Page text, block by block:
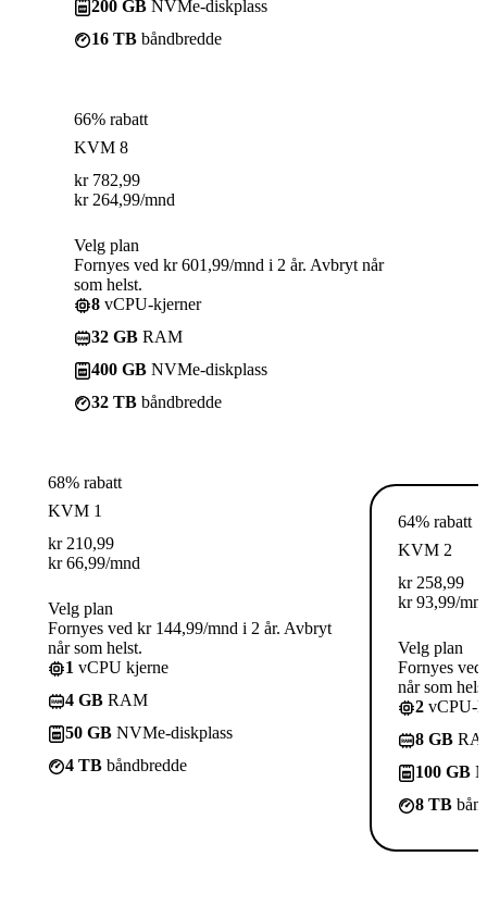
200 GB NVMe-diskplass
16 TB båndbredde
66% rabatt
KVM 8
kr 782,99
kr 264,99/mnd
Velg plan
Fornyes ved kr 601,99/mnd i 2 år. Avbryt når
som helst.
8 vCPU-kjerner
32 GB RAM
400 GB NVMe-diskplass
32 TB båndbredde
68% rabatt
KVM 1
kr 210,99
kr 66,99/mnd
Velg plan
Fornyes ved kr 144,99/mnd i 2 år. Avbryt
når som helst.
1 vCPU kjerne
4 GB RAM
50 GB NVMe-diskplass
4 TB båndbredde
64% rabatt
KVM 2
kr 258,99
kr 93,99/
Velg plan
Fornyes
når som
2 vCPU-
8 GB
100 GB
8 TB